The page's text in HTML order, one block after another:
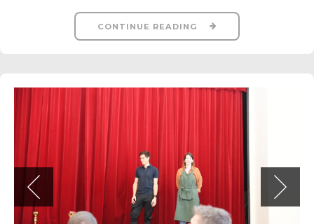
CONTINUE READING